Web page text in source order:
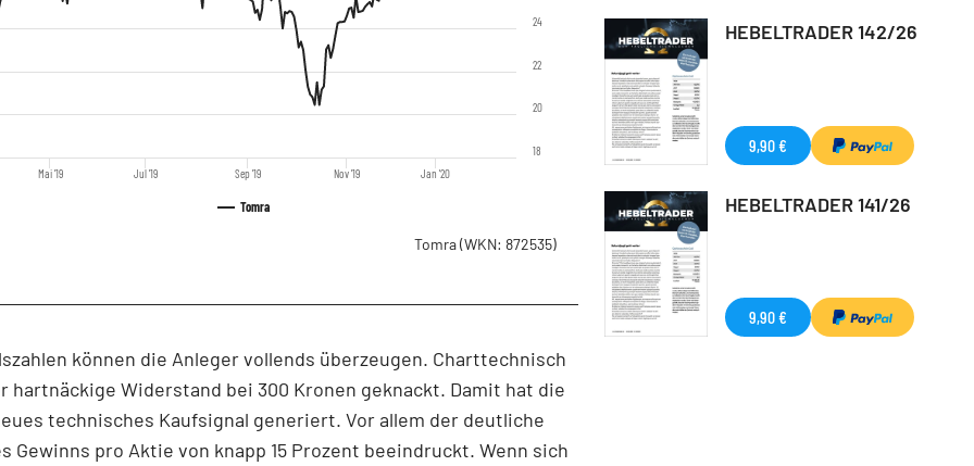
Tomra
Mai '19 Jul '19 Sep '19 Nov '19 Jan '20
18
20
22
24
Tomra(WKN: 872535)
können die Anleger vollends überzeugen. Charttechnisch
hartnäckige Widerstand bei 300 Kronen geknackt. Damit hat die
technisches Kaufsignal generiert. Vor allem der deutliche
Gewinns pro Aktie von knapp 15 Prozent beeindruckt. Wenn sich
HEBELTRADER 142/26
9,90 €
HEBELTRADER 141/26
9,90 €